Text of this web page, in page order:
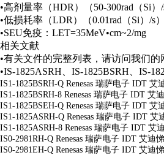
•高剂量率（HDR）（50-300rad（Si）/
•低损耗率（LDR）（0.01rad（Si）/s
•SEU免疫：LET=35MeV•cm~2/mg
相关文献
•有关文件的完整列表，请访问我们的
•IS-1825ASRH、IS-1825BSRH、IS-
IS1-1825BSRH-Q Renesas 瑞萨电子 IDT 艾
IS1-1825BSRH-8 Renesas 瑞萨电子 IDT 艾
IS1-1825BSEH-Q Renesas 瑞萨电子 IDT 艾
IS1-1825ASRH-Q Renesas 瑞萨电子 IDT 艾
IS1-1825ASRH-8 Renesas 瑞萨电子 IDT 艾
IS0-2981RH-Q Renesas 瑞萨电子 IDT 艾迪悌
IS0-2981EH-Q Renesas 瑞萨电子 IDT 艾迪悌